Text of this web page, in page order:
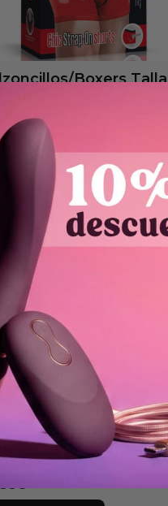
Boxers Talla
€
el producto
Boxers Talla
40-43
€